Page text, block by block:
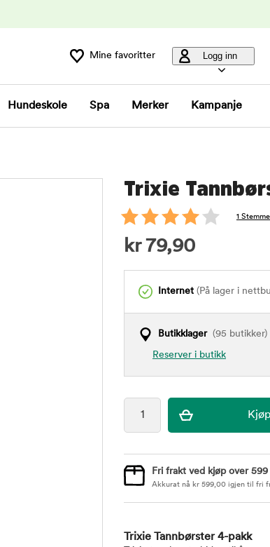
Mine favoritter Logg inn
Hundeskole Spa Merker Kampanje
Trixie
1 Stemme
kr79,90
Internet (På lager i
Butikklager(95 butikker)
Reserver i butikk
Fri frakt ved kjøp over 599
Akkurat nå kr 599,00 igjen til fri
Trixie Tannbørster 4-pakk